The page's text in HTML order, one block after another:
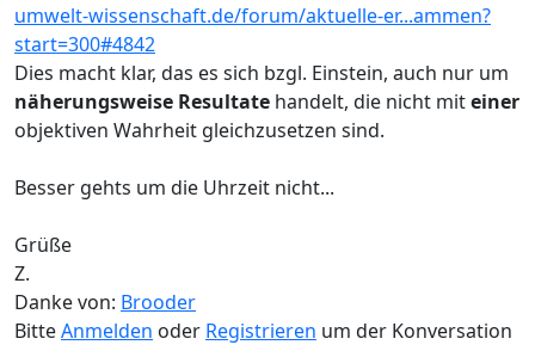
umwelt-wissenschaft.de/forum/aktuelle-er...ammen?
start=300#4842
Dies macht klar, das es sich bzgl. Einstein, auch nur um
näherungsweise Resultate handelt, die nicht miteiner
objektiven Wahrheit gleichzusetzen sind.
Besser gehts um die Uhrzeit nicht...
Grüße
Z.
Danke von: Brooder
BitteAnmelden oder Registrieren um der Konversation